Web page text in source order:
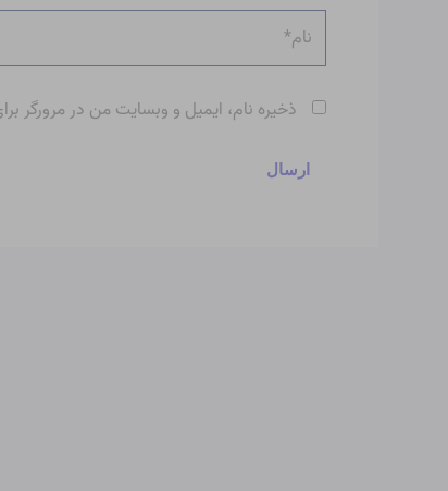
نام*
ذخیره نام، ایمیل و وبسایت من در مرورگر